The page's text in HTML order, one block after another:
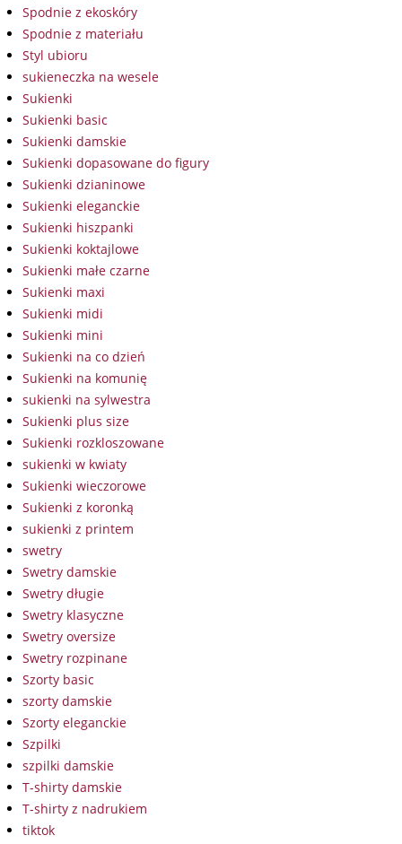
Spodnie z ekoskóry
Spodnie z materiału
Styl ubioru
sukieneczka na wesele
Sukienki
Sukienki basic
Sukienki damskie
Sukienki dopasowane do figury
Sukienki dzianinowe
Sukienki eleganckie
Sukienki hiszpanki
Sukienki koktajlowe
Sukienki małe czarne
Sukienki maxi
Sukienki midi
Sukienki mini
Sukienki na co dzień
Sukienki na komunię
sukienki na sylwestra
Sukienki plus size
Sukienki rozkloszowane
sukienki w kwiaty
Sukienki wieczorowe
Sukienki z koronką
sukienki z printem
swetry
Swetry damskie
Swetry długie
Swetry klasyczne
Swetry oversize
Swetry rozpinane
Szorty basic
szorty damskie
Szorty eleganckie
Szpilki
szpilki damskie
T-shirty damskie
T-shirty z nadrukiem
tiktok